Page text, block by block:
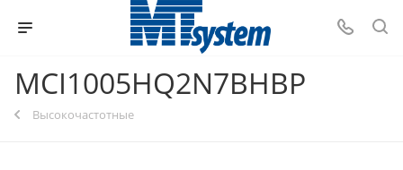
MCI1005HQ2N7BHBP
Высокочастотные